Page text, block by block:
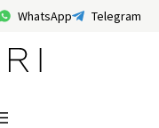
WhatsApp Telegram